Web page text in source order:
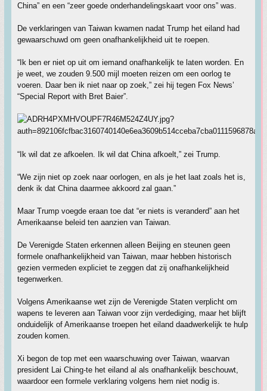
China” en een “zeer goede onderhandelingskaart voor ons” was.
De verklaringen van Taiwan kwamen nadat Trump het eiland had
gewaarschuwd om geen onafhankelijkheid uit te roepen.
“Ik ben er niet op uit om iemand onafhankelijk te laten worden. En
je weet, we zouden 9.500 mijl moeten reizen om een oorlog te
voeren. Daar ben ik niet naar op zoek,” zei hij tegen Fox News’
“Special Report with Bret Baier”.
“Ik wil dat ze afkoelen. Ik wil dat China afkoelt,” zei Trump.
“We zijn niet op zoek naar oorlogen, en als je het laat zoals het is,
denk ik dat China daarmee akkoord zal gaan.”
Maar Trump voegde eraan toe dat “er niets is veranderd” aan het
Amerikaanse beleid ten aanzien van Taiwan.
De Verenigde Staten erkennen alleen Beijing en steunen geen
formele onafhankelijkheid van Taiwan, maar hebben historisch
gezien vermeden expliciet te zeggen dat zij onafhankelijkheid
tegenwerken.
Volgens Amerikaanse wet zijn de Verenigde Staten verplicht om
wapens te leveren aan Taiwan voor zijn verdediging, maar het blijft
onduidelijk of Amerikaanse troepen het eiland daadwerkelijk te hulp
zouden komen.
Xi begon de top met een waarschuwing over Taiwan, waarvan
president Lai Ching-te het eiland al als onafhankelijk beschouwt,
waardoor een formele verklaring volgens hem niet nodig is.